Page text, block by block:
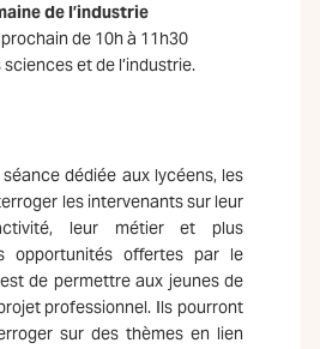
de l’industrie
de 10h à 11h30
et de l’industrie.
dédiée aux lycéens, les
les intervenants sur leur
leur métier et plus
opportunités offertes par le
de permettre aux jeunes de
professionnel. Ils pourront
sur des thèmes en lien